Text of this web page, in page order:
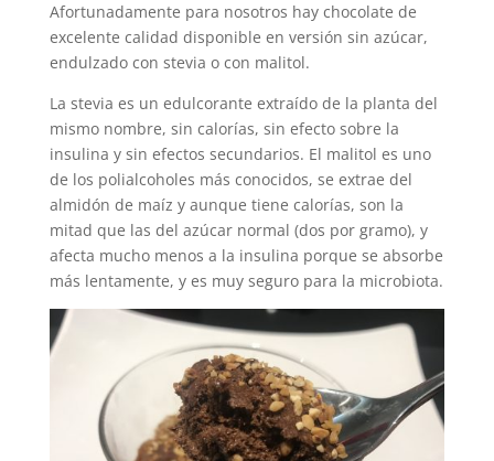
Afortunadamente para nosotros hay chocolate de
excelente calidad disponible en versión sin azúcar,
endulzado con stevia o con malitol.
La stevia es un edulcorante extraído de la planta del
mismo nombre, sin calorías, sin efecto sobre la
insulina y sin efectos secundarios. El malitol es uno
de los polialcoholes más conocidos, se extrae del
almidón de maíz y aunque tiene calorías, son la
mitad que las del azúcar normal (dos por gramo), y
afecta mucho menos a la insulina porque se absorbe
más lentamente, y es muy seguro para la microbiota.